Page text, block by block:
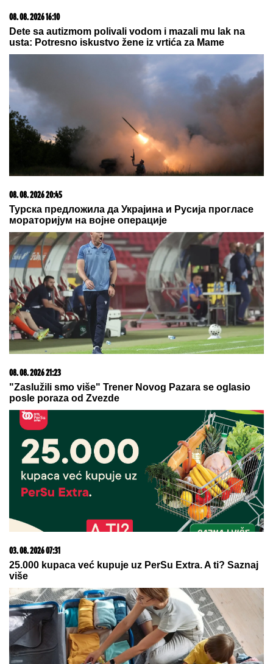
08. 08. 2026 16:10
Dete sa autizmom polivali vodom i mazali mu lak na
usta: Potresno iskustvo žene iz vrtića za Mame
08. 08. 2026 20:45
Турска предложила да Украјина и Русија прогласе
мораторијум на војне операције
08. 08. 2026 21:23
"Zaslužili smo više" Trener Novog Pazara se oglasio
posle poraza od Zvezde
03. 08. 2026 07:31
25.000 kupaca već kupuje uz PerSu Extra. A ti? Saznaj
više